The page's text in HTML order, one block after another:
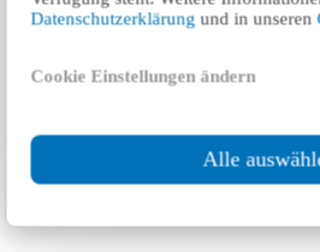
Datenschutzerklärung und in unseren
Cookie Einstellungen ändern
Alle